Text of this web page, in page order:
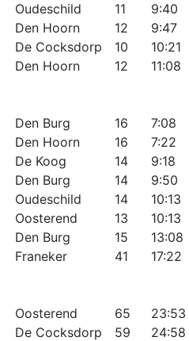
Oudeschild 11
9:40
Den Hoorn 12
9:47
De Cocksdorp 10
10:21
Den Hoorn 12 11:08
Den Burg 16
7:08
Den Hoorn 16
7:22
De Koog 14
9:18
Den Burg 14
9:50
Oudeschild 14
10:13
Oosterend 13
10:13
Den Burg 15
13:08
Franeker 41 17:22
Oosterend 65
23:53
De Cocksdorp 59
24:58